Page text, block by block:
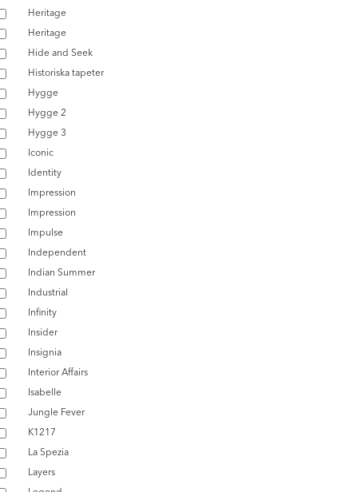
Heritage
Heritage
Hide and Seek
Historiska tapeter
Hygge
Hygge 2
Hygge 3
Iconic
Identity
Impression
Impression
Impulse
Independent
Indian Summer
Industrial
Infinity
Insider
Insignia
Interior Affairs
Isabelle
Jungle Fever
K1217
La Spezia
Layers